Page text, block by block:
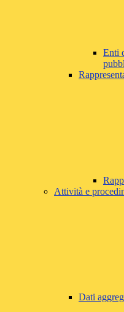
Enti
Attività e
Dati